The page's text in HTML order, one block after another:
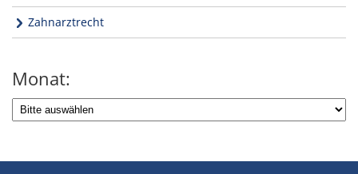
Zahnarztrecht
Monat: